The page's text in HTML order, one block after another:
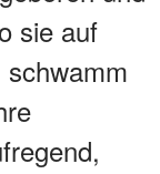
sie auf